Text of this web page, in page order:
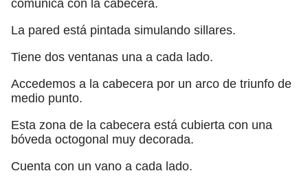
comunica con la cabecera.
La pared está pintada simulando sillares.
Tiene dos ventanas una a cada lado.
Accedemos a la cabecera por un arco de triunfo de
medio punto.
Esta zona de la cabecera está cubierta con una
bóveda octogonal muy decorada.
Cuenta con un vano a cada lado.